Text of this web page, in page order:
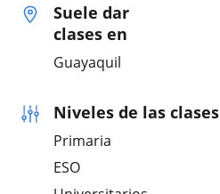
Suele dar
clases en
Guayaquil
Niveles de las clases
Primaria
ESO